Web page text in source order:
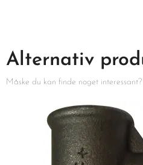
Alternativ
Måske du kan finde noget interessant?